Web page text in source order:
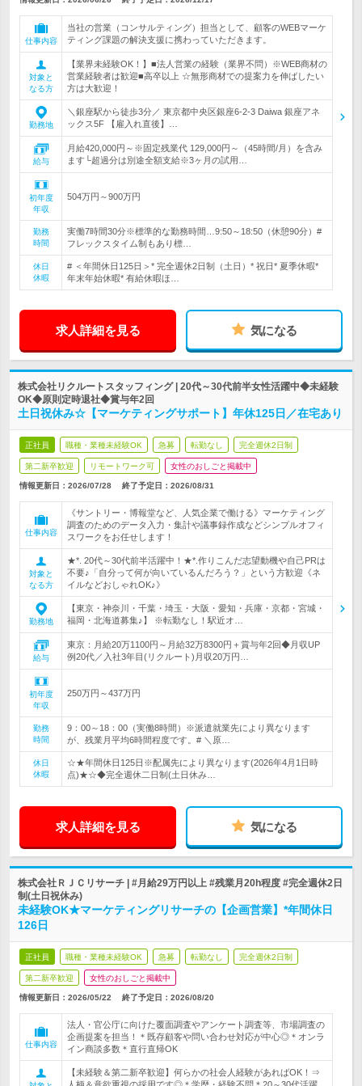
仕事内容
当社の営業（コンサルティング）担当として、顧客のWEBマーケ
ティング課題の解決支援に携わっていただきます。
対象と
なる方
【業界未経験OK！】■法人営業の経験（業界不問）※WEB商材の
営業経験者は歓迎■高卒以上 ☆無形商材での提案力を伸ばしたい
方は大歓迎！
勤務地
＼銀座駅から徒歩3分／ 東京都中央区銀座6-2-3 Daiwa 銀座アネ
ックス5F 【雇入れ直後】…
給与
月給420,000円～※固定残業代 129,000円～（45時間/月）を含み
ます└超過分は別途全額支給※3ヶ月の試用…
初年度
年収
504万円～900万円
勤務
時間
実働7時間30分※標準的な勤務時間…9:50～18:50（休憩90分）#
フレックスタイム制もあり標…
休日
休暇
# ＜年間休日125日＞* 完全週休2日制（土日）* 祝日* 夏季休暇*
年末年始休暇* 有給休暇ほ…
求人詳細を見る 気になる
株式会社リクルートスタッフィング | 20代～30代前半女性活躍中◆未経験
OK◆原則定時退社◆賞与年2回
土日祝休み☆【マーケティングサポート】年休125日／在宅あり
正社員 職種・業種未経験OK 急募 転勤なし 完全週休2日制
第二新卒歓迎 リモートワーク可 女性のおしごと掲載中
情報更新日：2026/07/28 終了予定日： 2026/08/31
仕事内容
《サントリー・博報堂など、人気企業で働ける》マーケティング
調査のためのデータ入力・集計や議事録作成などシンプルオフィ
スワークをお任せします！
対象と
なる方
★*. 20代～30代前半活躍中！★*.作りこんだ志望動機や自己PRは
不要♪「自分って何が向いているんだろう？」という方歓迎《ネ
イルなどおしゃれOK♪》
勤務地
【東京・神奈川・千葉・埼玉・大阪・愛知・兵庫・京都・宮城・
福岡・北海道募集♪】 ※転勤なし！駅近オ…
給与
東京：月給20万1100円～月給32万8300円＋賞与年2回◆月収UP
例20代／入社3年目(リクルート)月収20万円…
初年度
年収
250万円～437万円
勤務
時間
9：00～18：00（実働8時間）※派遣就業先により異なります
が、残業月平均6時間程度です。# ＼原…
休日
休暇
☆★年間休日125日※配属先により異なります(2026年4月1日時
点)★☆◆完全週休二日制(土日休み…
求人詳細を見る 気になる
株式会社ＲＪＣリサーチ | #月給29万円以上 #残業月20h程度 #完全週休2日
制(土日祝休み)
未経験OK★マーケティングリサーチの【企画営業】*年間休日
126日
正社員 職種・業種未経験OK 急募 転勤なし 完全週休2日制
第二新卒歓迎 女性のおしごと掲載中
情報更新日：2026/05/22 終了予定日： 2026/08/20
仕事内容
法人・官公庁に向けた覆面調査やアンケート調査等、市場調査の
企画提案を担当！＊既存顧客や問い合わせ対応が中心◎＊オンラ
イン商談多数＊直行直帰OK
【未経験＆第二新卒歓迎】何らかの社会人経験があればOK！⇒
人柄＆意欲重視の採用です◎＊学歴・経験不問＊20～30代活躍